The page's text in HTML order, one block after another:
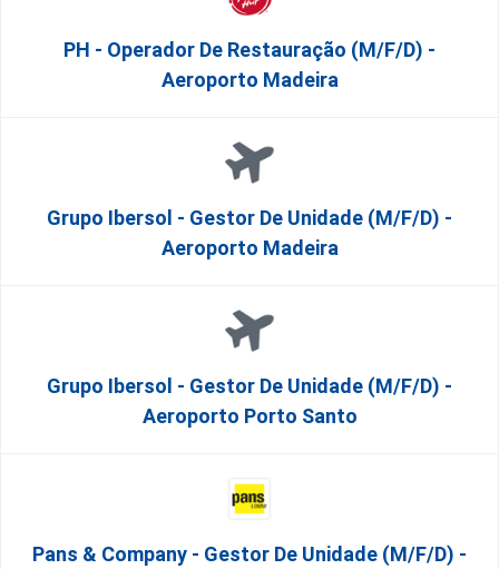
PH - Operador De Restauração (m/f/d) -
Aeroporto Madeira
Grupo Ibersol - Gestor De Unidade (m/f/d) -
Aeroporto Madeira
Grupo Ibersol - Gestor De Unidade (m/f/d) -
Aeroporto Porto Santo
Pans & Company - Gestor De Unidade (m/f/d) -